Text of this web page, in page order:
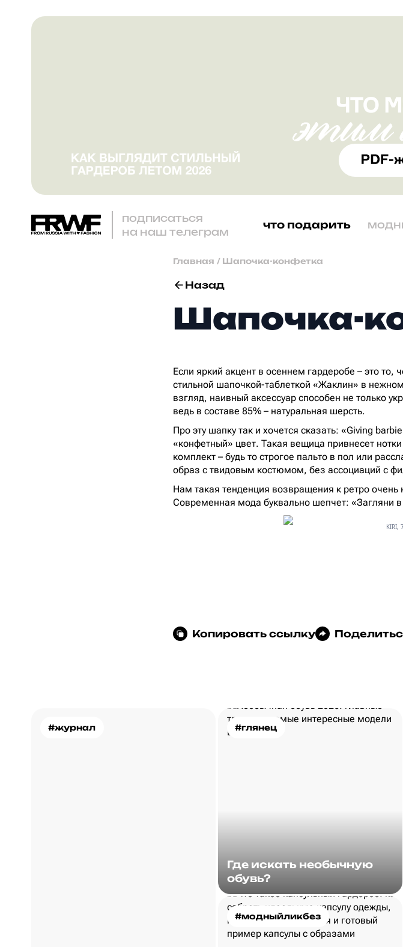
подписаться
на наш телеграм
что подарить
Главная / Шапочка-конфетка
Назад
Шапочка-
Если яркий акцент в осеннем гардеробе – это
стильной шапочкой-таблеткой «Жаклин» в
взгляд, наивный аксессуар способен не только
ведь в составе 85% – натуральная шерсть.
Про эту шапку так и хочется сказать: «Giving
«конфетный» цвет. Такая вещица привнесет
комплект – будь то строгое пальто в пол или
образ с твидовым костюмом, без ассоциаций с
Нам такая тенденция возвращения к ретро очень
Современная мода буквально шепчет: «Загляни
KIRI,
Копировать ссылку
#журнал #глянец
Где искать необычную
обувь?
#модныйликбез